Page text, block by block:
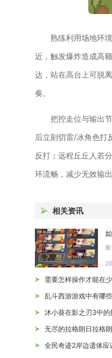
熟练利用场地环
近，触发爆炸造成高
达，站在高台上可脱
奏。
把控走位与输出
后立刻切雷/冰角色打
反打；远程丘丘人若
环流畅，减少无效输
相关资讯
需要怎样操作才能在
乱斗西游游戏中有哪
沐小葵在影之刃3中
无尽的拉格朗日拉格朗日
全民奇迹2岸边遗体